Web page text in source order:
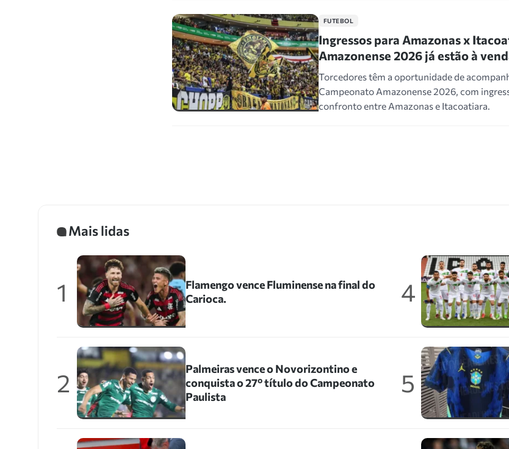
FUTEBOL
Ingressos para Amazonas x
Amazonense 2026 já estão à
Torcedores têm a oportunidade de
Campeonato Amazonense 2026, com
confronto entre Amazonas e Itacoatiara.
Mais lidas
1
Flamengo vence Fluminense na final do
Carioca.
2
Palmeiras vence o Novorizontino e
conquista o 27º título do Campeonato
Paulista
4
5